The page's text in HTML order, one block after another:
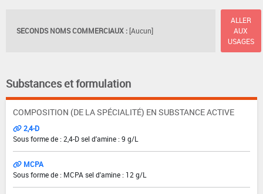
SECONDS NOMS COMMERCIAUX : [Aucun]
ALLER
AUX
USAGES
Substances et formulation
COMPOSITION (DE LA SPÉCIALITÉ) EN SUBSTANCE ACTIVE
2,4-D
Sous forme de : 2,4-D sel d'amine : 9 g/L
MCPA
Sous forme de : MCPA sel d'amine : 12 g/L